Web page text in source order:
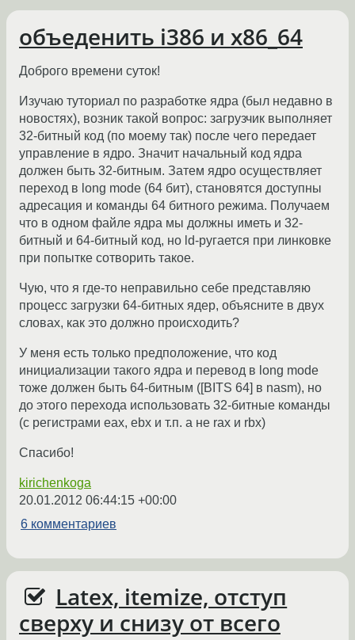
объеденить i386 и x86_64
Доброго времени суток!
Изучаю туториал по разработке ядра (был недавно в
новостях), возник такой вопрос: загрузчик выполняет
32-битный код (по моему так) после чего передает
управление в ядро. Значит начальный код ядра
должен быть 32-битным. Затем ядро осуществляет
переход в long mode (64 бит), становятся доступны
адресация и команды 64 битного режима. Получаем
что в одном файле ядра мы должны иметь и 32-
битный и 64-битный код, но ld-ругается при линковке
при попытке сотворить такое.
Чую, что я где-то неправильно себе представляю
процесс загрузки 64-битных ядер, объясните в двух
словах, как это должно происходить?
У меня есть только предположение, что код
инициализации такого ядра и перевод в long mode
тоже должен быть 64-битным ([BITS 64] в nasm), но
до этого перехода использовать 32-битные команды
(с регистрами eax, ebx и т.п. а не rax и rbx)
Спасибо!
kirichenkoga
20.01.2012 06:44:15 +00:00
6 комментариев
Latex, itemize, отступ
сверху и снизу от всего